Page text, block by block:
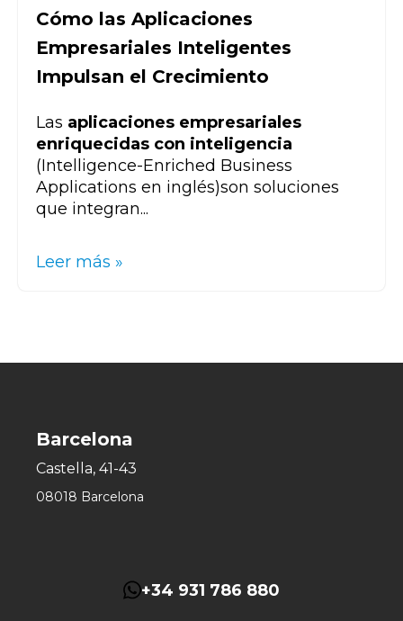
Cómo las Aplicaciones
Empresariales Inteligentes
Impulsan el Crecimiento
Las aplicaciones empresariales
enriquecidas con inteligencia
(Intelligence-Enriched Business
Applications en inglés)son soluciones
que integran...
Leer más »
Barcelona
Castella, 41-43
08018 Barcelona
+34 931 786 880